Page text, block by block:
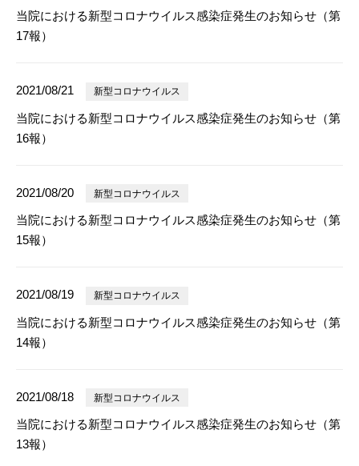
当院における新型コロナウイルス感染症発生のお知らせ（第
17報）
2021/08/21 新型コロナウイルス
当院における新型コロナウイルス感染症発生のお知らせ（第
16報）
2021/08/20 新型コロナウイルス
当院における新型コロナウイルス感染症発生のお知らせ（第
15報）
2021/08/19 新型コロナウイルス
当院における新型コロナウイルス感染症発生のお知らせ（第
14報）
2021/08/18 新型コロナウイルス
当院における新型コロナウイルス感染症発生のお知らせ（第
13報）